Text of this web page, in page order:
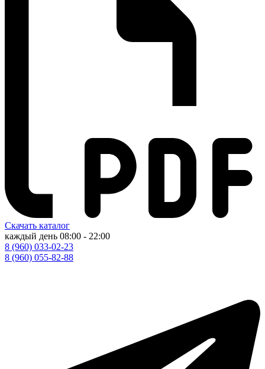
Скачать каталог
каждый день 08:00 - 22:00
8 (960) 033-02-23
8 (960) 055-82-88